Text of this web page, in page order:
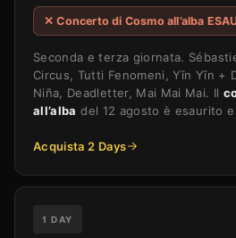
✕ Concerto di Cosmo all’alba
Seconda e terza giornata.
Circus, Tutti Fenomeni, Yīn Yīn +
Niña, Deadletter, Mai Mai Mai. Il
all’alba del 12 agosto è esaurito e
Acquista 2 Days
1 DAY